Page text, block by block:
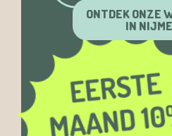
ONTDEK ONZE
IN